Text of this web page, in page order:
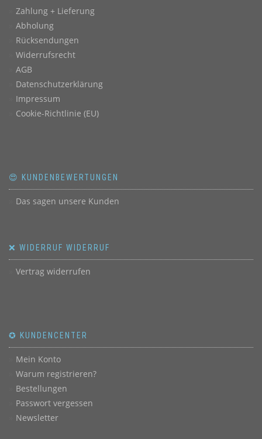
Zahlung + Lieferung
Abholung
Rücksendungen
Widerrufsrecht
AGB
Datenschutzerklärung
Impressum
Cookie-Richtlinie (EU)
😍 KUNDENBEWERTUNGEN
Das sagen unsere Kunden
❌ WIDERRUF WIDERRUF
Vertrag widerrufen
✪ KUNDENCENTER
Mein Konto
Warum registrieren?
Bestellungen
Passwort vergessen
Newsletter